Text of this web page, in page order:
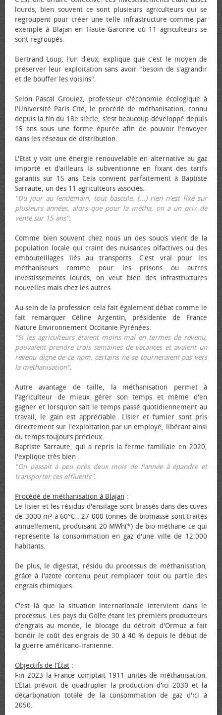
lourds, bien souvent ce sont plusieurs agriculteurs qui se
regroupent pour créer une telle infrastructure comme par
exemple à Blajan en Haute-Garonne où 11 agriculteurs se
sont regroupés.
Bertrand Loup, l'un d'eux, explique que c'est le moyen de
préserver leur exploitation sans avoir "besoin de s'agrandir
et de bouffer les voisins".
Selon Pascal Grouiez, professeur d'économie écologique à
l'Université Paris Cité, le procédé de méthanisation, connu
depuis la fin du 18e siècle, s'est beaucoup développé depuis
15 ans sous une forme épurée afin de pouvoir l'envoyer
dans les réseaux de distribution.
L'Etat y voit une énergie renouvelable en alternative au gaz
importé et d'ailleurs la subventionne en fixant des tarifs
garantis sur 15 ans Cela convient parfaitement à Baptiste
Sarraute, un des 11 agriculteurs associés.
"Du jour au lendemain, tout bascule, (...) rien n'est fixé sur
plusieurs années, alors que pour la métha, on a un prix de
vente sur 15 ans".
Comme bien souvent chez nous un des soucis vient de la
population locale qui craint des nuisances olfactives ou des
embouteillages liés au transports. C'est vrai pour les
méthaniseurs comme pour les prisons ou autres
investissements lourds, on veut bien des infrastructures
nouvelles mais chez les autres.
Au sein de la profession cela fait également débat comme le
fait remarquer Céline Argentin, présidente de France
Nature Environnement Occitanie Pyrénées.
"Si les agriculteurs étaient moins mal en termes de revenu,
pouvaient prendre trois semaines de vacances et avaient un
revenu digne de ce nom, certains ne se tourneraient pas vers
la méthanisation".
Autre avantage de taille, la méthanisation permet à
l'agriculteur de mieux gérer son temps et même d'en
gagner et lorsqu'on sait le temps passé quotidiennement au
travail, le gain est appréciable. Lisier et fumier sont pris
directement sur l'exploitation par un employé, libérant ainsi
du temps toujours précieux.
Baptiste Sarraute, qui a repris la ferme familiale en 2020,
l'explique très bien :
"On passait à peu près deux mois de l'année à épandre et
transporter ces effluents".
Procédé de méthanisation à Blajan :
Le lisier et les résidus d'ensilage sont brassés dans des cuves
de 3000 m³ à 60°C . 27 000 tonnes de biomasse sont traités
annuellement, produisant 20 MWh(*) de bio-méthane ce qui
représente la consommation en gaz d'une ville de 12.000
habitants.
De plus, le digestat, résidu du processus de méthanisation,
grâce à l'azote contenu peut remplacer tout ou partie des
engrais chimiques.
C'est là que la situation internationale intervient dans le
processus. Les pays du Golfe étant les premiers producteurs
d'engrais au monde, le blocage du détroit d'Ormuz a fait
bondir le coût des engrais de 30 à 40 % depuis le début de
la guerre américano-iranienne.
Objectifs de l’État :
Fin 2023 la France comptait 1911 unités de méthanisation.
L’État prévoit de quadrupler la production d'ici 2030 et la
décarbonation totale de la consommation de gaz d'ici à
2050.